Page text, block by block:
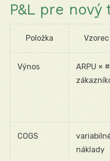
P&L pre
Položka Vzorec
Výnos
ARPU × #
COGS
náklady